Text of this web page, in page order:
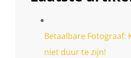
Betaalbare Fotograaf:
niet duur te zijn!